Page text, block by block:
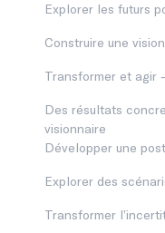
Explorer les futurs
Construire une
Transformer et agir
Des résultats
visionnaire
Développer une
Explorer des
Transformer